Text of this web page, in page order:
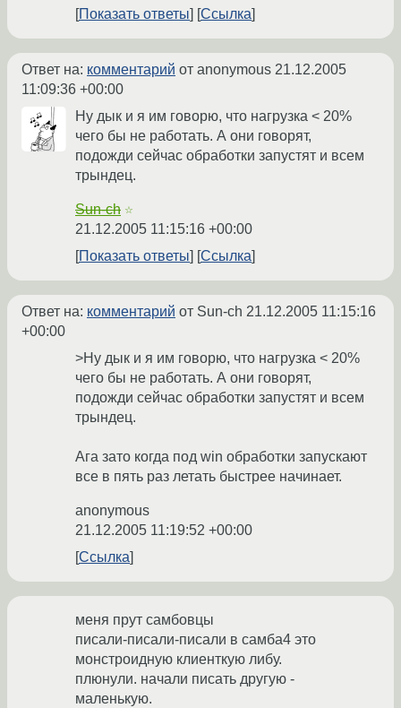
Показать ответы
Ссылка
Ответ на: комментарий от anonymous 21.12.2005
11:09:36 +00:00
Ну дык и я им говорю, что нагрузка < 20%
чего бы не работать. А они говорят,
подожди сейчас обработки запустят и всем
трындец.
Sun-ch ☆
21.12.2005 11:15:16 +00:00
Показать ответы
Ссылка
Ответ на: комментарий от Sun-ch 21.12.2005 11:15:16
+00:00
>Ну дык и я им говорю, что нагрузка < 20%
чего бы не работать. А они говорят,
подожди сейчас обработки запустят и всем
трындец.
Ага зато когда под win обработки запускают
все в пять раз летать быстрее начинает.
anonymous
21.12.2005 11:19:52 +00:00
Ссылка
меня прут самбовцы
писали-писали-писали в самба4 это
монстроидную клиенткую либу.
плюнули. начали писать другую -
маленькую.